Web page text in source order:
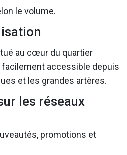
le volume.
au cœur du quartier
facilement accessible depuis
et les grandes artères.
les réseaux
promotions et